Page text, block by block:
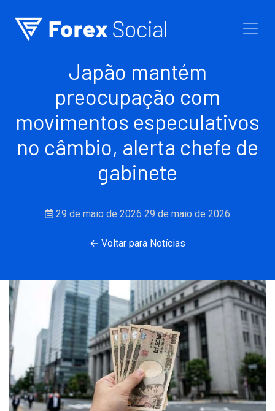
Japão mantém
preocupação com
movimentos especulativos
no câmbio, alerta chefe de
gabinete
29 de maio de 2026 29 de maio de 2026
← Voltar para Notícias